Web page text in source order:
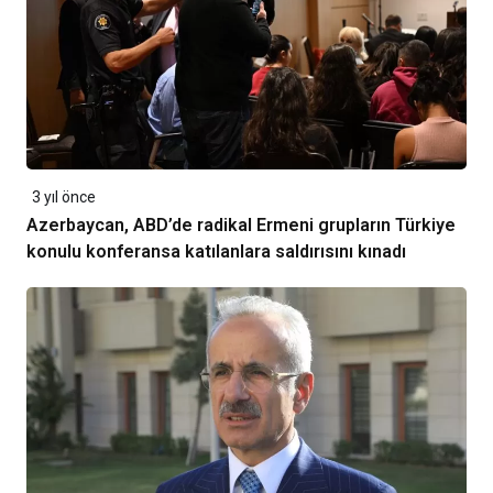
3 yıl önce
Azerbaycan, ABD’de radikal Ermeni grupların Türkiye
konulu konferansa katılanlara saldırısını kınadı